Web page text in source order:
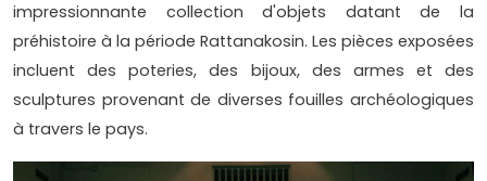
impressionnante collection d'objets datant de la
préhistoire à la période Rattanakosin. Les pièces exposées
incluent des poteries, des bijoux, des armes et des
sculptures provenant de diverses fouilles archéologiques
à travers le pays.